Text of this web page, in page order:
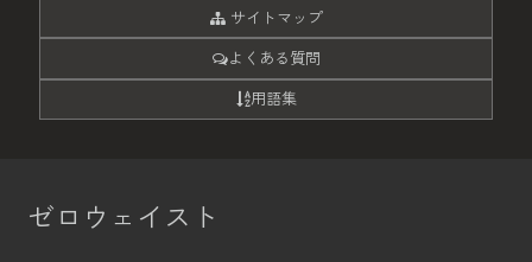
サイトマップ
よくある質問
用語集
ゼロウェイスト